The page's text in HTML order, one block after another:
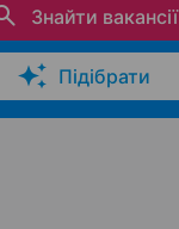
Знайти вакансії
Підібрати